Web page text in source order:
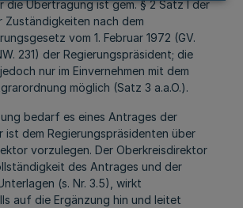
die Übertragung ist gem. § 2 Satz l der
Zuständigkeiten nach dem
vom 1. Februar 1972 (GV.
231) der Regierungspräsident; die
nur im Einvernehmen mit dem
möglich (Satz 3 a.a.O.).
bedarf es eines Antrages der
ist dem Regierungspräsidenten über
vorzulegen. Der Oberkreisdirektor
des Antrages und der
(s. Nr. 3.5), wirkt
auf die Ergänzung hin und leitet